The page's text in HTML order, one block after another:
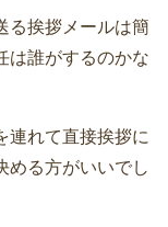
る挨拶メールは簡
は誰がするのかな
連れて直接挨拶に
める方がいいでし